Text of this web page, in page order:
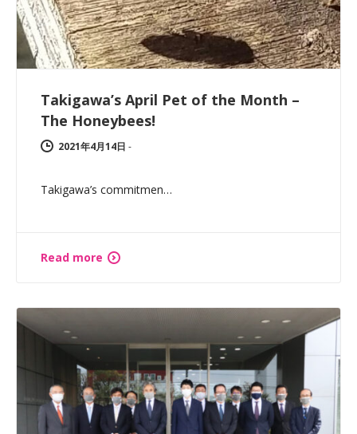
Takigawa’s April Pet of the Month –
The Honeybees!
2021年4月14日 -
Takigawa’s commitmen…
Read more